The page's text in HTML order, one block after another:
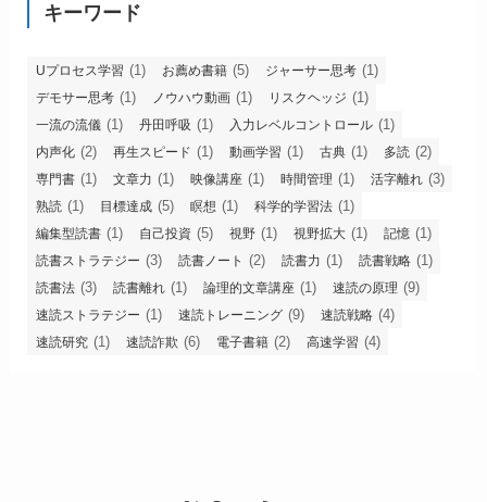
キーワード
Uプロセス学習 (1) お薦め書籍 (5) ジャーサー思考 (1)
デモサー思考 (1) ノウハウ動画 (1) リスクヘッジ (1)
一流の流儀 (1) 丹田呼吸 (1) 入力レベルコントロール (1)
内声化 (2) 再生スピード (1) 動画学習 (1) 古典 (1) 多読 (2)
専門書 (1) 文章力 (1) 映像講座 (1) 時間管理 (1) 活字離れ (3)
熟読 (1) 目標達成 (5) 瞑想 (1) 科学的学習法 (1)
編集型読書 (1) 自己投資 (5) 視野 (1) 視野拡大 (1) 記憶 (1)
読書ストラテジー (3) 読書ノート (2) 読書力 (1) 読書戦略 (1)
読書法 (3) 読書離れ (1) 論理的文章講座 (1) 速読の原理 (9)
速読ストラテジー (1) 速読トレーニング (9) 速読戦略 (4)
速読研究 (1) 速読詐欺 (6) 電子書籍 (2) 高速学習 (4)